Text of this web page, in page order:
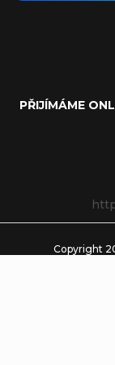
PŘIJÍMÁME
Copyright